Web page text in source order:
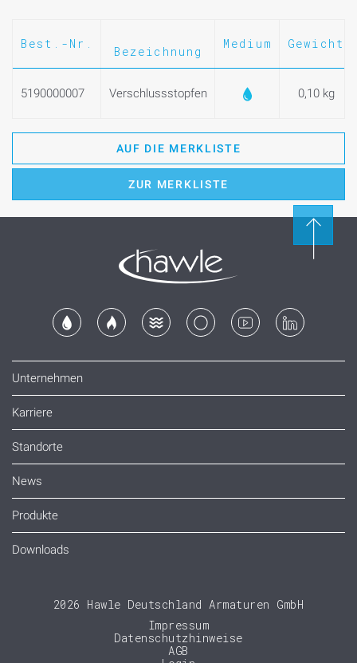
Best.-Nr.
Bezeichnung
Medium Gewicht
5190000007 Verschlussstopfen 0,10 kg
AUF DIE MERKLISTE
ZUR MERKLISTE
Unternehmen
Karriere
Standorte
News
Produkte
Downloads
2026 Hawle Deutschland Armaturen GmbH
Impressum
Datenschutzhinweise
AGB